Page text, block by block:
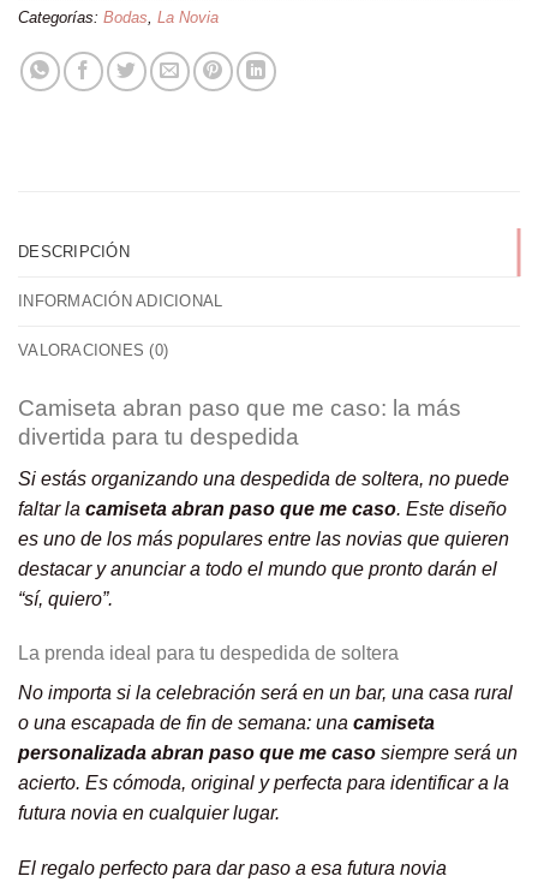
Categorías: Bodas La Novia
DESCRIPCIÓN
INFORMACIÓN ADICIONAL
VALORACIONES (0)
Camiseta abran paso que me caso: la más
divertida para tu despedida
Si estás organizando una despedida de soltera, no puede
faltar la camiseta abran paso que me caso. Este diseño
es uno de los más populares entre las novias que quieren
destacar y anunciar a todo el mundo que pronto darán el
“sí, quiero”.
La prenda ideal para tu despedida de soltera
No importa si la celebración será en un bar, una casa rural
o una escapada de fin de semana: una camiseta
personalizada abran paso que me caso siempre será un
acierto. Es cómoda, original y perfecta para identificar a la
futura novia en cualquier lugar.
El regalo perfecto para dar paso a esa futura novia